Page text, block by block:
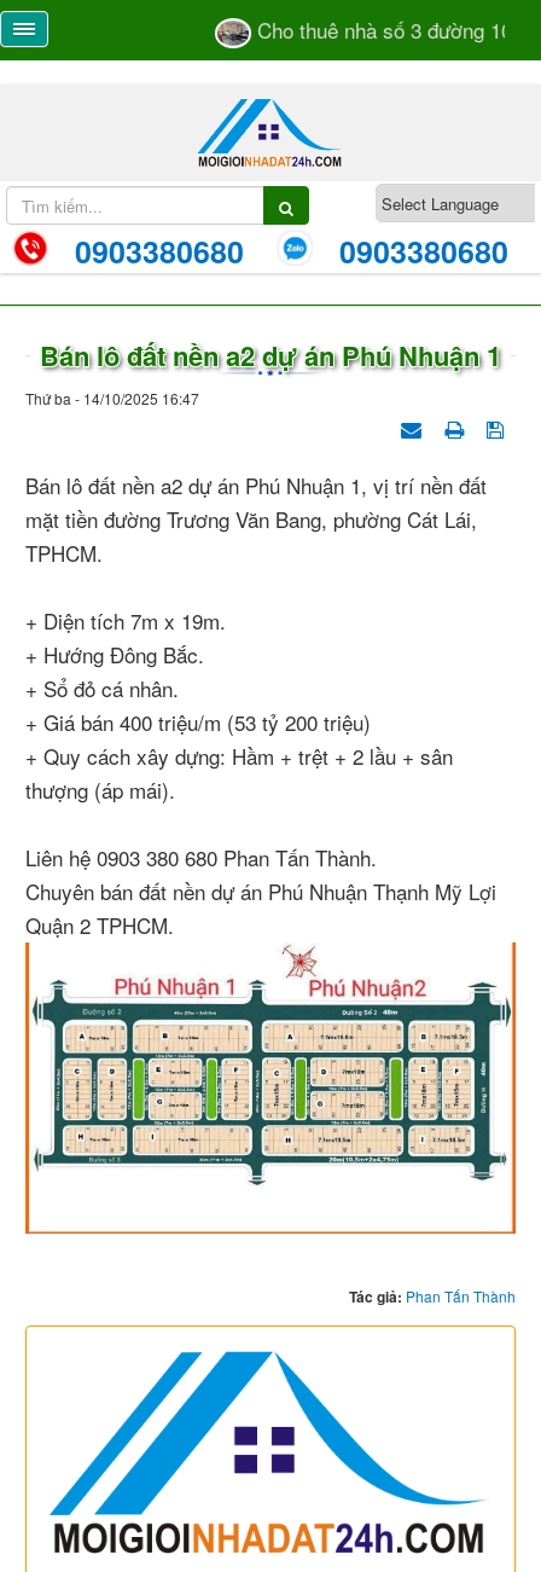
Cho thuê nhà số 3 đường 105
0903380680 0903380680
Bán lô đất nền a2 dự án Phú Nhuận 1
Thứ ba - 14/10/2025 16:47
Bán lô đất nền a2 dự án Phú Nhuận 1, vị trí nền đất
mặt tiền đường Trương Văn Bang, phường Cát Lái,
TPHCM.
+ Diện tích 7m x 19m.
+ Hướng Đông Bắc.
+ Sổ đỏ cá nhân.
+ Giá bán 400 triệu/m (53 tỷ 200 triệu)
+ Quy cách xây dựng: Hầm + trệt + 2 lầu + sân
thượng (áp mái).
Liên hệ 0903 380 680 Phan Tấn Thành.
Chuyên bán đất nền dự án Phú Nhuận Thạnh Mỹ Lợi
Quận 2 TPHCM.
Tác giả: Phan Tấn Thành